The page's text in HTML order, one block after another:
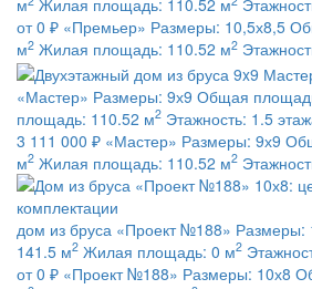
м Жилая площадь: 110.52 м
от 0 ₽ «Премьер» Размеры: 10,5х8,5
м2 Жилая площадь: 110.52 м2
«Мастер» Размеры: 9х9 Общая
площадь: 110.52 м2 Этажность: 1.5
3 111 000 ₽ «Мастер» Размеры: 9х9
м2 Жилая площадь: 110.52 м2
дом из бруса «Проект №188» Размеры:
141.5 м2 Жилая площадь: 0 м2
от 0 ₽ «Проект №188» Размеры: 10х8